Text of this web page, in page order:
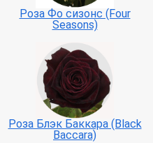
Роза Фо сизонс (Four
Seasons)
Роза Блэк Баккара (Black
Baccara)